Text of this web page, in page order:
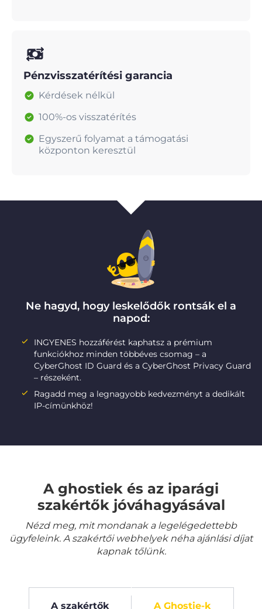
Pénzvisszatérítési garancia
Kérdések nélkül
100%-os visszatérítés
Egyszerű folyamat a támogatási
központon keresztül
Ne hagyd, hogy leskelődők rontsák el a
napod:
INGYENES hozzáférést kaphatsz a prémium
funkciókhoz minden többéves csomag – a
CyberGhost ID Guard és a CyberGhost Privacy Guard
– részeként.
Ragadd meg a legnagyobb kedvezményt a dedikált
IP-címünkhöz!
A ghostiek és az iparági
szakértők jóváhagyásával
Nézd meg, mit mondanak a legelégedettebb
ügyfeleink. A szakértői webhelyek néha ajánlási díjat
kapnak tőlünk.
A szakértők A Ghostie-k